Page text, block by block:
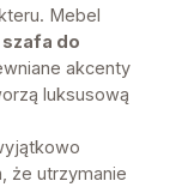
Mebel
szafa do
akcenty
luksusową
że utrzymanie